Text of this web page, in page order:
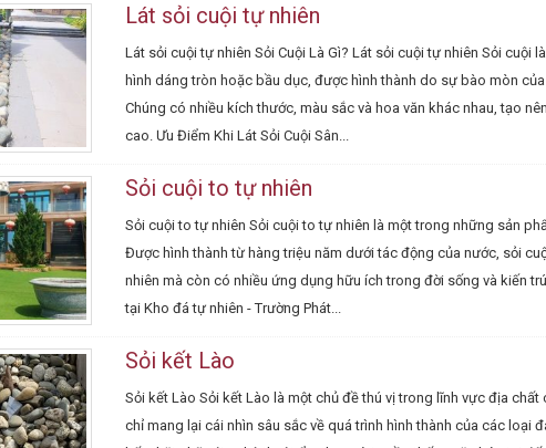
Lát sỏi cuội tự nhiên
Lát sỏi cuội tự nhiên Sỏi Cuội Là Gì? Lát sỏi cuội tự nhiên Sỏi cuội
hình dáng tròn hoặc bầu dục, được hình thành do sự bào mòn
Chúng có nhiều kích thước, màu sắc và hoa văn khác nhau, tạo
cao. Ưu Điểm Khi Lát Sỏi Cuội Sân...
Sỏi cuội to tự nhiên
Sỏi cuội to tự nhiên Sỏi cuội to tự nhiên là một trong những sản
Được hình thành từ hàng triệu năm dưới tác động của nước, sỏi
nhiên mà còn có nhiều ứng dụng hữu ích trong đời sống và kiến
tại Kho đá tự nhiên - Trường Phát...
Sỏi kết Lào
Sỏi kết Lào Sỏi kết Lào là một chủ đề thú vị trong lĩnh vực địa
chỉ mang lại cái nhìn sâu sắc về quá trình hình thành của các loại